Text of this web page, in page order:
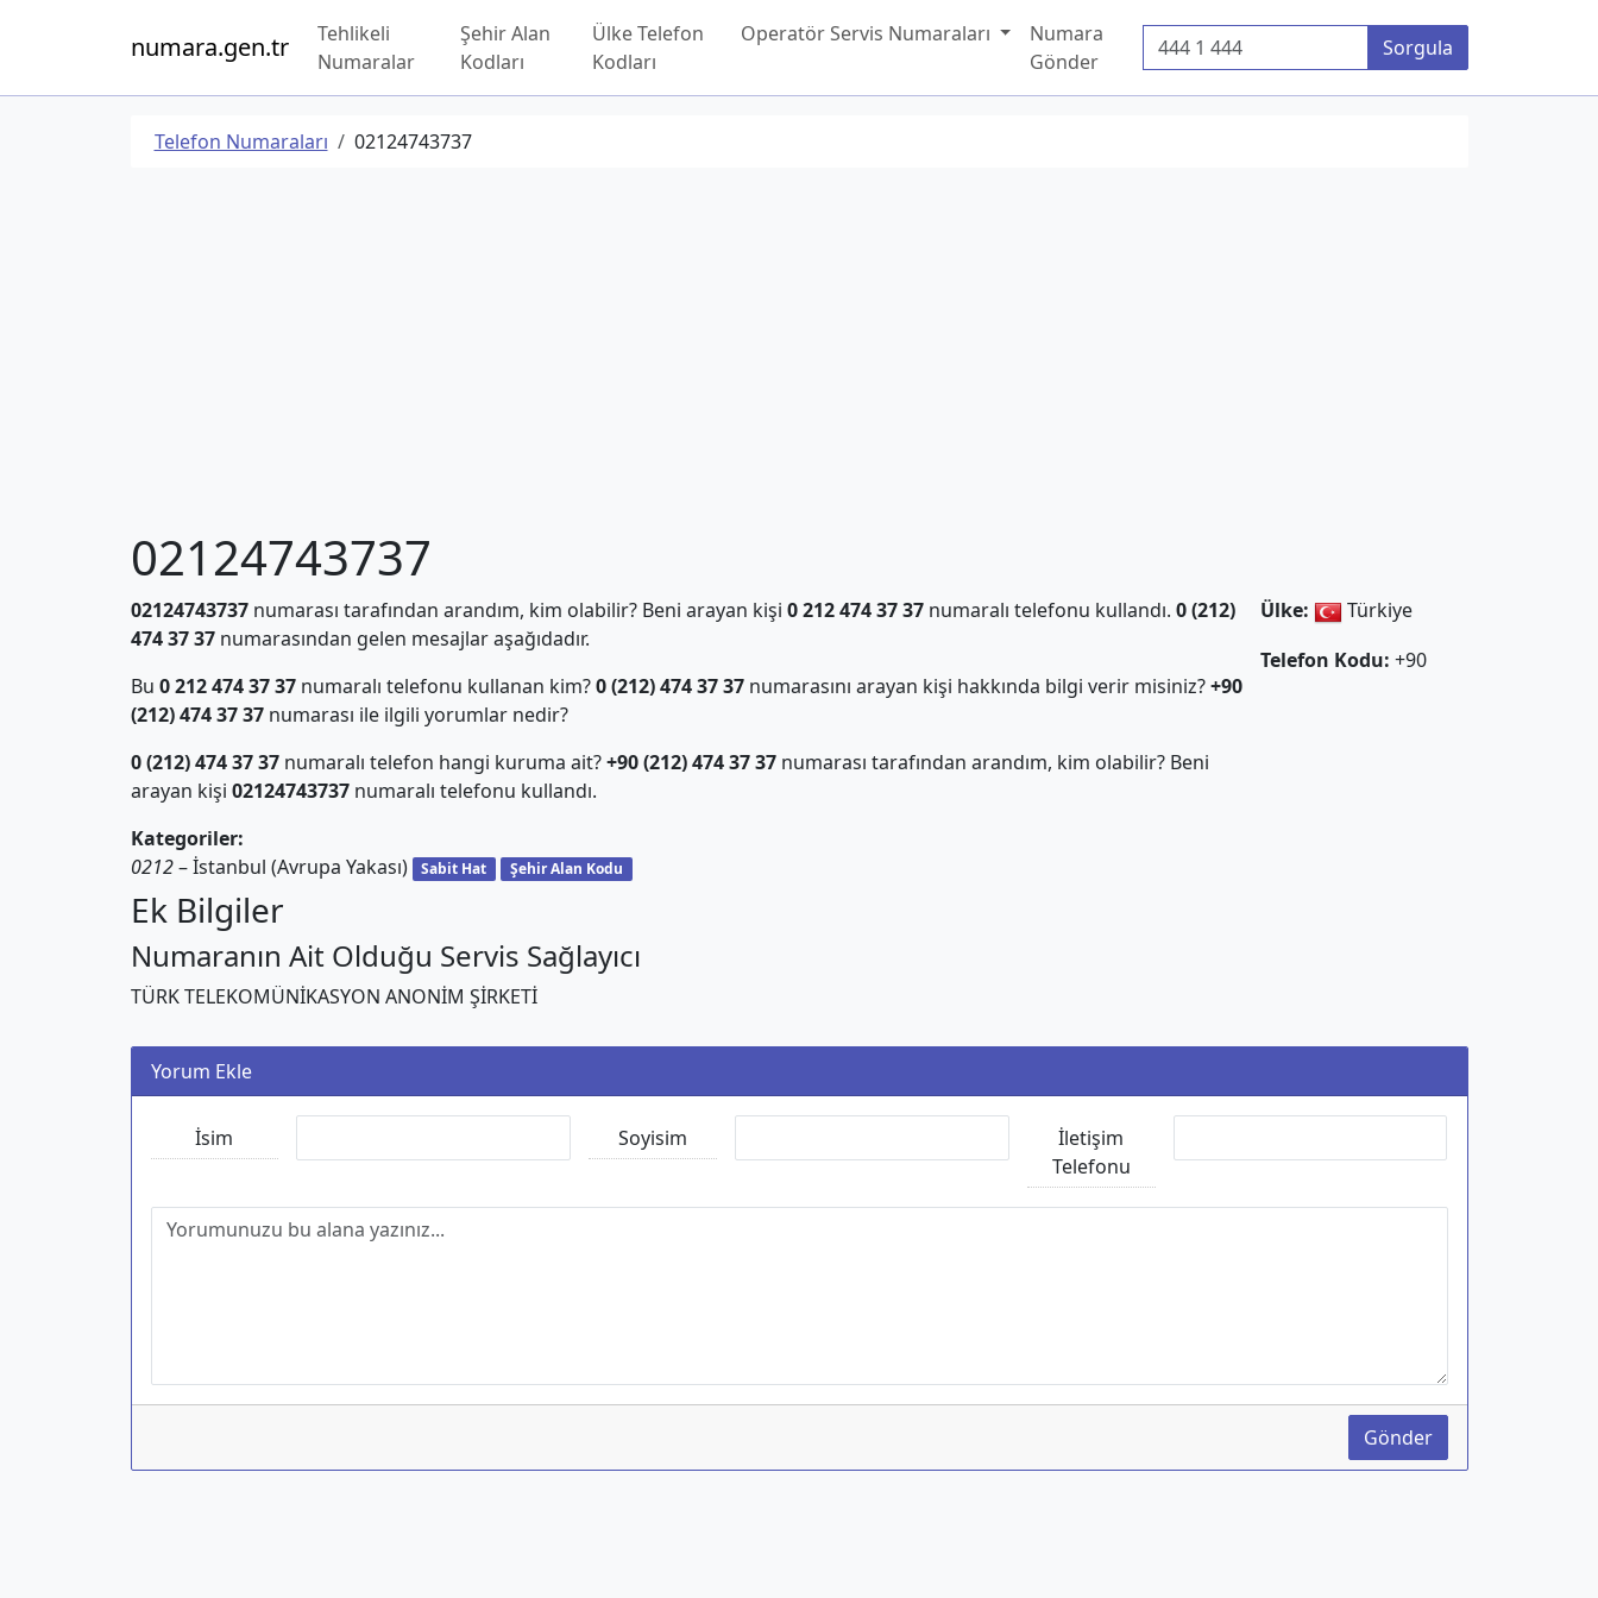
numara.gen.tr
Tehlikeli
Numaralar
Şehir Alan
Kodları
Ülke Telefon
Kodları
Operatör Servis Numaraları
Numara
Gönder
Telefon Numarası Sorgula
Telefon Numaraları 02124743737
02124743737
02124743737numarası tarafından arandım, kim olabilir? Beni arayan kişi 0 212 474 37 37numaralı telefonu kullandı. 0 (212)
474 37 37numarasından gelen mesajlar aşağıdadır.
Bu 0 212 474 37 37numaralı telefonu kullanan kim?0 (212) 474 37 37numarasını arayan kişi hakkında bilgi verir misiniz?+90
(212) 474 37 37numarası ile ilgili yorumlar nedir?
0 (212) 474 37 37numaralı telefon hangi kuruma ait?+90 (212) 474 37 37numarası tarafından arandım, kim olabilir? Beni
arayan kişi 02124743737numaralı telefonu kullandı.
Kategoriler:
0212– İstanbul (Avrupa Yakası) Sabit Hat Şehir Alan Kodu
Ülke:
Türkiye
Telefon Kodu: +90
Ek Bilgiler
Numaranın Ait Olduğu Servis Sağlayıcı
TÜRK TELEKOMÜNİKASYON ANONİM ŞİRKETİ
Yorum Ekle
İsim Soyisim
İletişim
Telefonu
Gönder